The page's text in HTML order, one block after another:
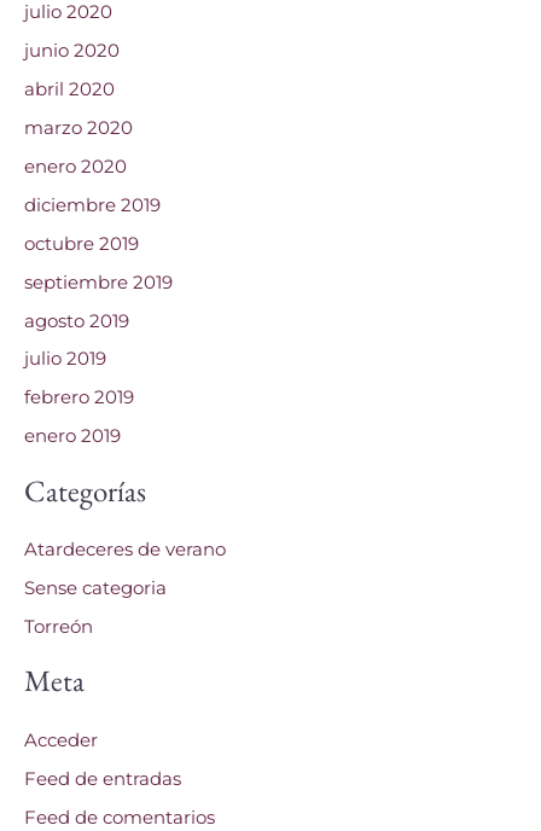
julio 2020
junio 2020
abril 2020
marzo 2020
enero 2020
diciembre 2019
octubre 2019
septiembre 2019
agosto 2019
julio 2019
febrero 2019
enero 2019
Categorías
Atardeceres de verano
Sense categoria
Torreón
Meta
Acceder
Feed de entradas
Feed de comentarios